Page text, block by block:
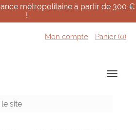
métropolitaine à partir de 300 €
!
Mon compte Panier (0)